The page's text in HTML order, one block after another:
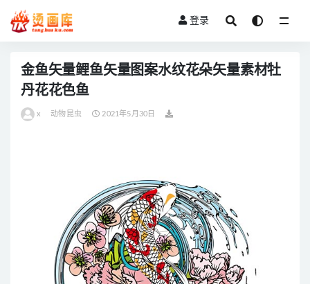
登录
金鱼矢量鲤鱼矢量图案水纹花朵矢量素材牡
丹花花色鱼
x 动物昆虫 2021年5月30日